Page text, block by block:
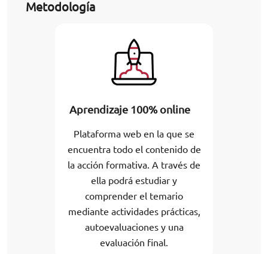
Metodología
Aprendizaje 100% online
Plataforma web en la que se
encuentra todo el contenido de
la acción formativa. A través de
ella podrá estudiar y
comprender el temario
mediante actividades prácticas,
autoevaluaciones y una
evaluación final.